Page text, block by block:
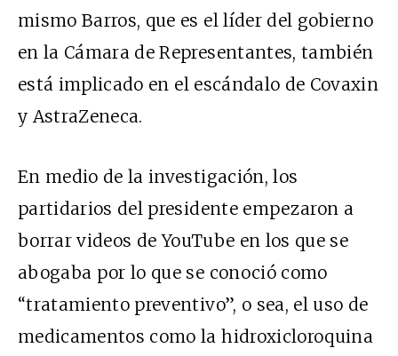
mismo Barros, que es el líder del gobierno
en la Cámara de Representantes, también
está implicado en el escándalo de Covaxin
y AstraZeneca.
En medio de la investigación, los
partidarios del presidente empezaron a
borrar videos de YouTube en los que se
abogaba por lo que se conoció como
“tratamiento preventivo”, o sea, el uso de
medicamentos como la hidroxicloroquina